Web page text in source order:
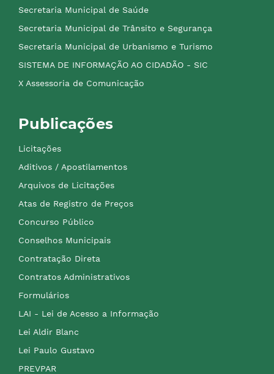
Secretaria Municipal de Saúde
Secretaria Municipal de Trânsito e Segurança
Secretaria Municipal de Urbanismo e Turismo
SISTEMA DE INFORMAÇÃO AO CIDADÃO - SIC
X Assessoria de Comunicação
Publicações
Licitações
Aditivos / Apostilamentos
Arquivos de Licitações
Atas de Registro de Preços
Concurso Público
Conselhos Municipais
Contratação Direta
Contratos Administrativos
Formulários
LAI - Lei de Acesso a Informação
Lei Aldir Blanc
Lei Paulo Gustavo
PREVPAR